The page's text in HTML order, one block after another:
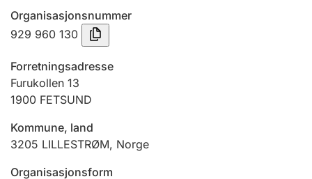
Tinglysing
Jeger
Ektepaktveileder
Organisasjonsnummer
929 960 130
Forretningsadresse
Furukollen 13
1900 FETSUND
Kommune, land
3205 LILLESTRØM, Norge
Organisasjonsform